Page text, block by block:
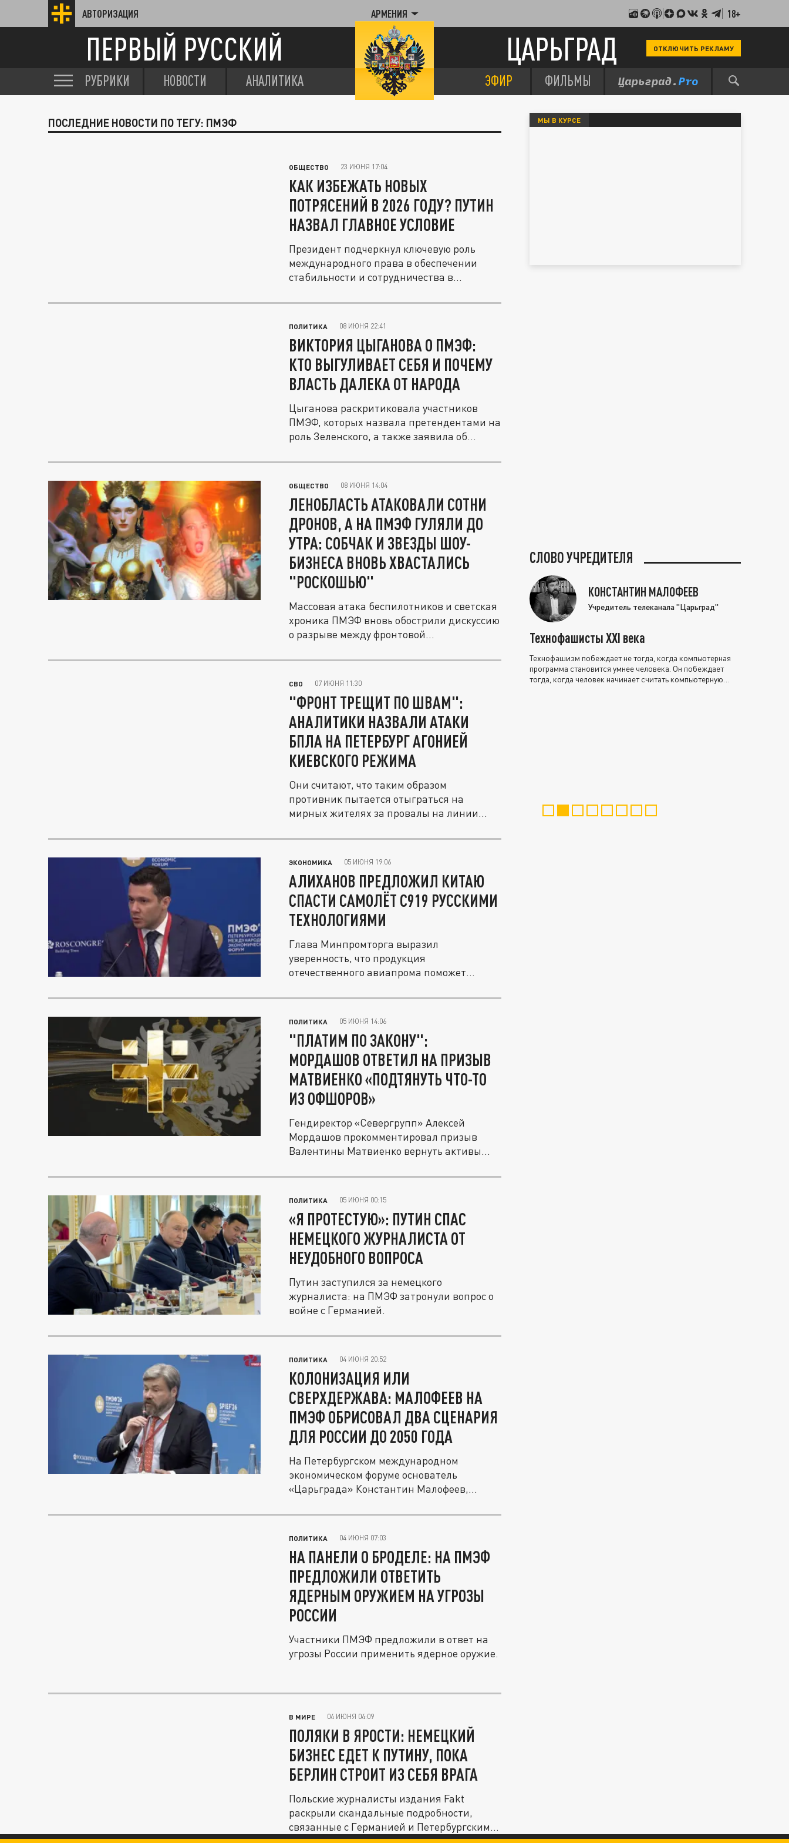
АВТОРИЗАЦИЯ АРМЕНИЯ 18+
ПЕРВЫЙ РУССКИЙ ЦАРЬГРАД ОТКЛЮЧИТЬ РЕКЛАМУ
РУБРИКИ НОВОСТИ АНАЛИТИКА ЭФИР ФИЛЬМЫ
ПОСЛЕДНИЕ НОВОСТИ ПО ТЕГУ: ПМЭФ
ОБЩЕСТВО 23 ИЮНЯ 17:04
КАК ИЗБЕЖАТЬ НОВЫХ
ПОТРЯСЕНИЙ В 2026 ГОДУ? ПУТИН
НАЗВАЛ ГЛАВНОЕ УСЛОВИЕ
Президент подчеркнул ключевую роль
международного права в обеспечении
стабильности и сотрудничества в...
ПОЛИТИКА 08 ИЮНЯ 22:41
ВИКТОРИЯ ЦЫГАНОВА О ПМЭФ:
КТО ВЫГУЛИВАЕТ СЕБЯ И ПОЧЕМУ
ВЛАСТЬ ДАЛЕКА ОТ НАРОДА
Цыганова раскритиковала участников
ПМЭФ, которых назвала претендентами на
роль Зеленского, а также заявила об...
ОБЩЕСТВО 08 ИЮНЯ 14:04
ЛЕНОБЛАСТЬ АТАКОВАЛИ СОТНИ
ДРОНОВ, А НА ПМЭФ ГУЛЯЛИ ДО
УТРА: СОБЧАК И ЗВЕЗДЫ ШОУ-
БИЗНЕСА ВНОВЬ ХВАСТАЛИСЬ
"РОСКОШЬЮ"
Массовая атака беспилотников и светская
хроника ПМЭФ вновь обострили дискуссию
о разрыве между фронтовой...
СВО 07 ИЮНЯ 11:30
"ФРОНТ ТРЕЩИТ ПО ШВАМ":
АНАЛИТИКИ НАЗВАЛИ АТАКИ
БПЛА НА ПЕТЕРБУРГ АГОНИЕЙ
КИЕВСКОГО РЕЖИМА
Они считают, что таким образом
противник пытается отыграться на
мирных жителях за провалы на линии
ЭКОНОМИКА 05 ИЮНЯ 19:06
АЛИХАНОВ ПРЕДЛОЖИЛ КИТАЮ
СПАСТИ САМОЛЁТ C919 РУССКИМИ
ТЕХНОЛОГИЯМИ
Глава Минпромторга выразил
уверенность, что продукция
отечественного авиапрома поможет
ПОЛИТИКА 05 ИЮНЯ 14:06
"ПЛАТИМ ПО ЗАКОНУ":
МОРДАШОВ ОТВЕТИЛ НА ПРИЗЫВ
МАТВИЕНКО «ПОДТЯНУТЬ ЧТО-ТО
ИЗ ОФШОРОВ»
Гендиректор «Севергрупп» Алексей
Мордашов прокомментировал призыв
Валентины Матвиенко вернуть активы
ПОЛИТИКА 05 ИЮНЯ 00:15
«Я ПРОТЕСТУЮ»: ПУТИН СПАС
НЕМЕЦКОГО ЖУРНАЛИСТА ОТ
НЕУДОБНОГО ВОПРОСА
Путин заступился за немецкого
журналиста: на ПМЭФ затронули вопрос о
войне с Германией.
ПОЛИТИКА 04 ИЮНЯ 20:52
КОЛОНИЗАЦИЯ ИЛИ
СВЕРХДЕРЖАВА: МАЛОФЕЕВ НА
ПМЭФ ОБРИСОВАЛ ДВА СЦЕНАРИЯ
ДЛЯ РОССИИ ДО 2050 ГОДА
На Петербургском международном
экономическом форуме основатель
«Царьграда» Константин Малофеев,
ПОЛИТИКА 04 ИЮНЯ 07:03
НА ПАНЕЛИ О БРОДЕЛЕ: НА ПМЭФ
ПРЕДЛОЖИЛИ ОТВЕТИТЬ
ЯДЕРНЫМ ОРУЖИЕМ НА УГРОЗЫ
РОССИИ
Участники ПМЭФ предложили в ответ на
угрозы России применить ядерное оружие.
В МИРЕ 04 ИЮНЯ 04:09
ПОЛЯКИ В ЯРОСТИ: НЕМЕЦКИЙ
БИЗНЕС ЕДЕТ К ПУТИНУ, ПОКА
БЕРЛИН СТРОИТ ИЗ СЕБЯ ВРАГА
Польские журналисты издания Fakt
раскрыли скандальные подробности,
связанные с Германией и Петербургским...
МЫ В КУРСЕ
СЛОВО УЧРЕДИТЕЛЯ
КОНСТАНТИН МАЛОФЕЕВ
Учредитель телеканала "Царьград"
Технофашисты XXI века
Технофашизм побеждает не тогда, когда компьютерная
программа становится умнее человека. Он побеждает
тогда, когда человек начинает считать компьютерную